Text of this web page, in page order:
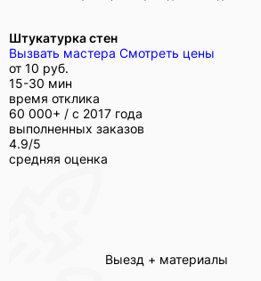
Штукатурка стен
Вызвать мастера Смотреть цены
от 10 руб.
15-30 мин
время отклика
60 000+ / с 2017 года
выполненных заказов
4.9/5
средняя оценка
Выезд + материалы